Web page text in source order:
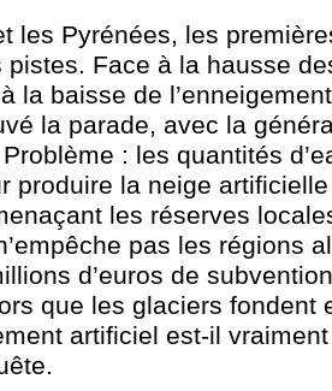
les Pyrénées, les
Face à la hausse
la baisse de
la parade, avec la
: les quantités
produire la neige
les réserves
pas les régions
d’euros de
que les glaciers fondent
artificiel est-il